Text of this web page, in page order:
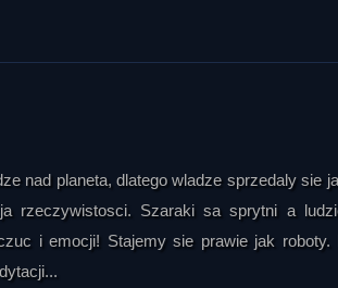
nad planeta, dlatego wladze sprzedaly sie
rzeczywistosci. Szaraki sa sprytni a
i emocji! Stajemy sie prawie jak roboty.